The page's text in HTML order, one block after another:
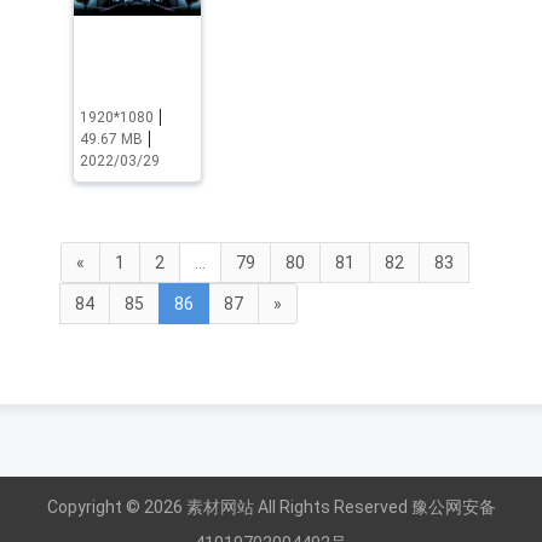
1920*1080
49.67 MB
2022/03/29
« 1 2 79 80 81 82 83
84 85 86 87 »
Copyright © 2026 素材网站 All Rights Reserved 豫公网安备